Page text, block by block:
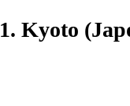
1. Kyoto